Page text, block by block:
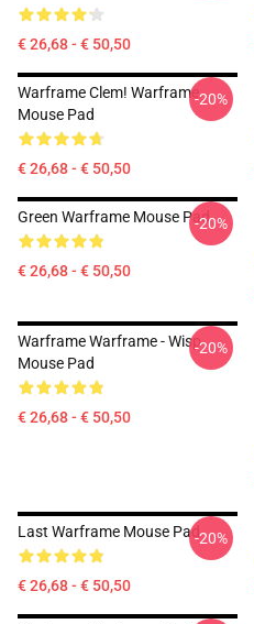
€ 26,68 - € 50,50
Warframe Clem! Warframe
Mouse Pad
€ 26,68 - € 50,50
-20%
Green Warframe Mouse Pad
€ 26,68 - € 50,50
-20%
Warframe Warframe - Wisp
Mouse Pad
€ 26,68 - € 50,50
-20%
Last Warframe Mouse Pad
€ 26,68 - € 50,50
-20%